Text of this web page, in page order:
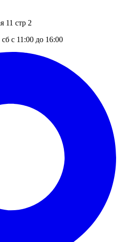
11 стр 2
с 11:00 до 16:00